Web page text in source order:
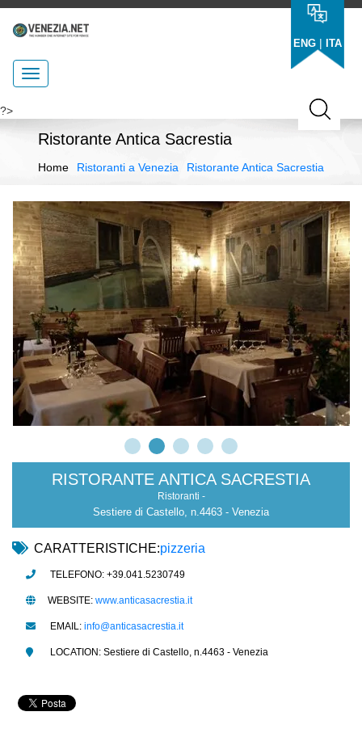
ENG | ITA
?>
Ristorante Antica Sacrestia
Home Ristoranti a Venezia Ristorante Antica Sacrestia
RISTORANTE ANTICA SACRESTIA
Ristoranti -
Sestiere di Castello, n.4463 - Venezia
CARATTERISTICHE:pizzeria
TELEFONO: +39.041.5230749
WEBSITE: www.anticasacrestia.it
EMAIL: info@anticasacrestia.it
LOCATION: Sestiere di Castello, n.4463 - Venezia